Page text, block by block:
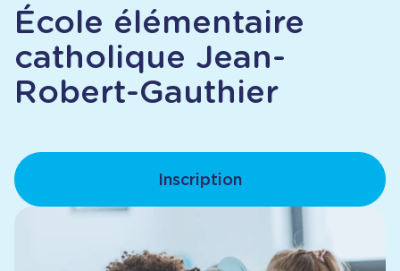
École élémentaire
catholique Jean-
Robert-Gauthier
Inscription